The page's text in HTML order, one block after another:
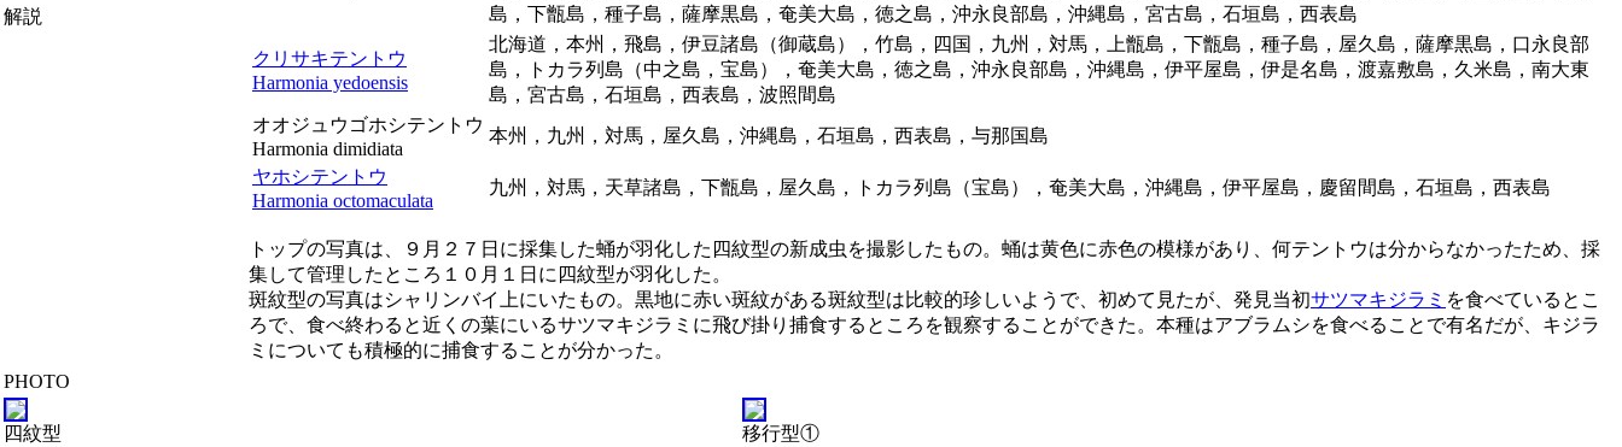
解説
島，下甑島，種子島，薩摩黒島，奄美大島，徳之島，沖永良部島，沖縄島，宮古島，石垣島，西表島
クリサキテントウ
Harmonia yedoensis
北海道，本州，飛島，伊豆諸島（御蔵島），竹島，四国，九州，対馬，上甑島，下甑島，種子島，屋久島，薩摩黒島，口永良部
島，トカラ列島（中之島，宝島），奄美大島，徳之島，沖永良部島，沖縄島，伊平屋島，伊是名島，渡嘉敷島，久米島，南大東
島，宮古島，石垣島，西表島，波照間島
オオジュウゴホシテントウ
Harmonia dimidiata
本州，九州，対馬，屋久島，沖縄島，石垣島，西表島，与那国島
ヤホシテントウ
Harmonia octomaculata
九州，対馬，天草諸島，下甑島，屋久島，トカラ列島（宝島），奄美大島，沖縄島，伊平屋島，慶留間島，石垣島，西表島
トップの写真は、９月２７日に採集した蛹が羽化した四紋型の新成虫を撮影したもの。蛹は黄色に赤色の模様があり、何テントウは分からなかったため、採
集して管理したところ１０月１日に四紋型が羽化した。
斑紋型の写真はシャリンバイ上にいたもの。黒地に赤い斑紋がある斑紋型は比較的珍しいようで、初めて見たが、発見当初サツマキジラミ を食べているとこ
ろで、食べ終わると近くの葉にいるサツマキジラミに飛び掛り捕食するところを観察することができた。本種はアブラムシを食べることで有名だが、キジラ
ミについても積極的に捕食することが分かった。
PHOTO
四紋型
移行型①